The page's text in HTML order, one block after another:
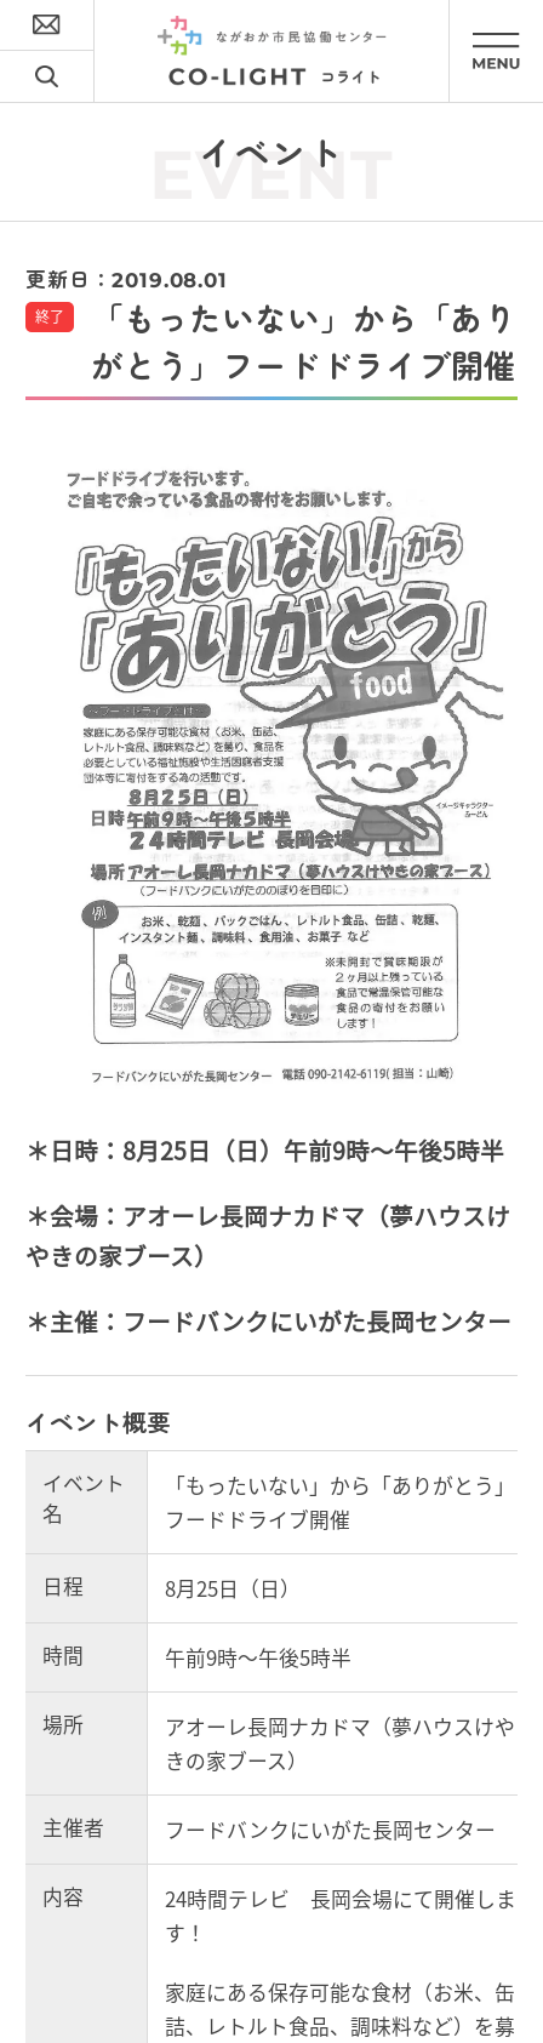
イベント
EVENT
更新日：2019.08.01
終了
「もったいない」から「あり
がとう」フードドライブ開催
＊日時：8月25日（日）午前9時～午後5時半
＊会場：アオーレ長岡ナカドマ（夢ハウスけ
やきの家ブース）
＊主催：フードバンクにいがた長岡センター
イベント概要
イベント
名
「もったいない」から「ありがとう」
フードドライブ開催
日程 8月25日（日）
時間 午前9時～午後5時半
場所
アオーレ長岡ナカドマ（夢ハウスけや
きの家ブース）
主催者 フードバンクにいがた長岡センター
内容
24時間テレビ 長岡会場にて開催しま
す！
家庭にある保存可能な食材（お米、缶
詰、レトルト食品、調味料など）を募